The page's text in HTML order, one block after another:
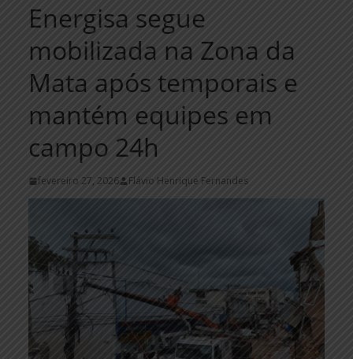
Energisa segue
mobilizada na Zona da
Mata após temporais e
mantém equipes em
campo 24h
fevereiro 27, 2026 Flávio Henrique Fernandes